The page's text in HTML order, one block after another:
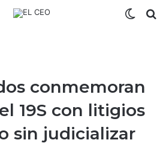
conmemoran
19S con litigios
sin judicializar